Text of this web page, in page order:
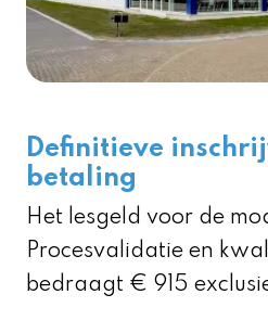
Definitieve
betaling
Het lesgeld voor de
Procesvalidatie en
bedraagt € 915